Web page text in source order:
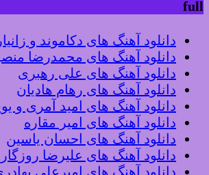
full
دانلود آهنگ های دکاموند و
دانلود آهنگ های محمدرضا
دانلود آهنگ های علی رهبری
دانلود آهنگ های رهام هادیان
دانلود آهنگ های امید آمری و
دانلود آهنگ های امیر مقاره
دانلود آهنگ های احسان یاسین
دانلود آهنگ های علیرضا
دانلود آهنگ های امیرعلی